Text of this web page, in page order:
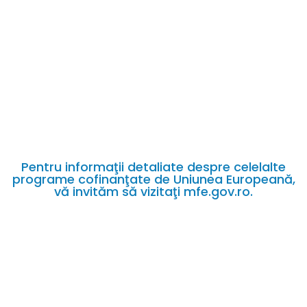
Pentru informaţii detaliate despre celelalte
programe cofinanţate de Uniunea Europeană,
vă invităm să vizitaţi mfe.gov.ro.